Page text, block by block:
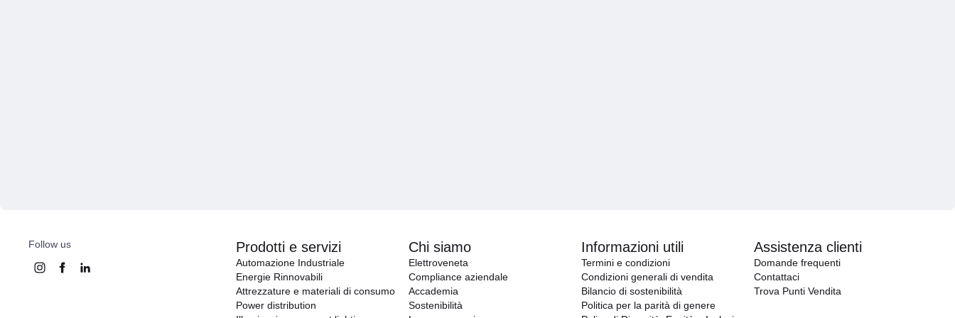
Follow us Prodotti e servizi
Automazione Industriale
Energie Rinnovabili
Attrezzature e materiali di consumo
Power distribution
Chi siamo
Elettroveneta
Compliance aziendale
Accademia
Sostenibilità
Informazioni utili
Termini e condizioni
Condizioni generali di vendita
Bilancio di sostenibilità
Politica per la parità di genere
Assistenza clienti
Domande frequenti
Contattaci
Trova Punti Vendita